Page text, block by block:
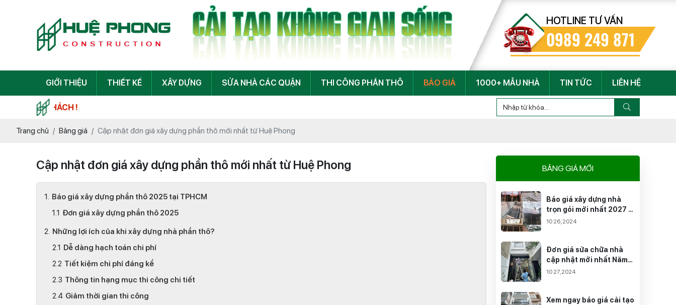
HOTLINE TƯ VẤN
0989 249 871
GIỚI THIỆU THIẾT KẾ XÂY DỰNG SỬA NHÀ CÁC QUẬN THI CÔNG PHẦN THÔ BÁO GIÁ 1000+ MẪU NHÀ TIN TỨC LIÊN HỆ
CÔNG TY TNHH TƯ VẤN XÂY DỰNG HUỆ PHONG
Trang chủ Bảng giá Cập nhật đơn giá xây dựng phần thô mới nhất từ Huệ Phong
Cập nhật đơn giá xây dựng phần thô mới nhất từ Huệ Phong
Báo giá xây dựng phần thô 2025 tại TPHCM
Đơn giá xây dựng phần thô 2025
Những lợi ích của khi xây dựng nhà phần thô?
Dễ dàng hạch toán chi phí
Tiết kiệm chi phí đáng kể
Thông tin hạng mục thi công chi tiết
Giảm thời gian thi công
BẢNG GIÁ MỚI
Báo giá xây dựng nhà
trọn gói mới nhất 2027 -
Cập nhật theo Quận Và
10 26,2024
Đơn giá sửa chữa nhà
cập nhật mới nhất Năm
2027
10 27,2024
Xem ngay báo giá cải tạo